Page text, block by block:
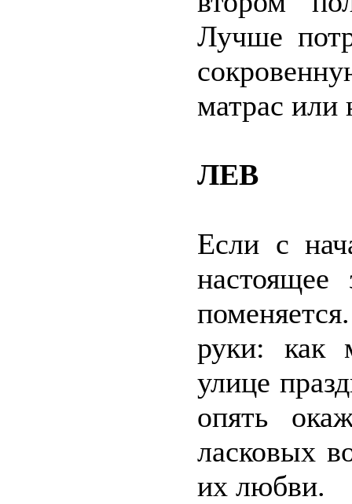
Лучше
матрас или
ЛЕВ
Если с
настоящее
руки: как
улице
опять
ласковых
их любви.